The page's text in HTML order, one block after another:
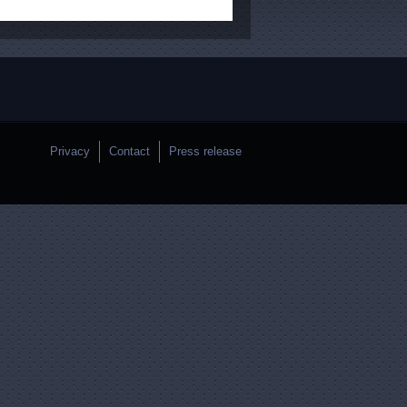
Privacy Contact Press release